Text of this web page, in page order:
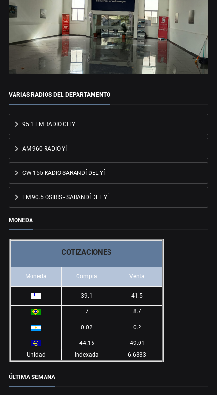
VARIAS RADIOS DEL DEPARTAMENTO
95.1 FM RADIO CITY
AM 960 RADIO YÍ
CW 155 RADIO SARANDÍ DEL YÍ
FM 90.5 OSIRIS - SARANDÍ DEL YÍ
MONEDA
COTIZACIONES
Moneda Compra Venta
39.1 41.5
7 8.7
0.02 0.2
44.15
49.01
Unidad
Indexada 6.6333
ÚLTIMA SEMANA